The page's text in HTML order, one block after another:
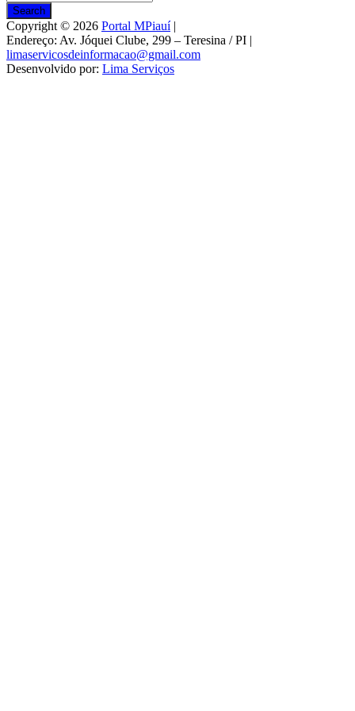
Search
Copyright © 2026 Portal MPiauí|
Endereço: Av. Jóquei Clube, 299 – Teresina / PI |
limaservicosdeinformacao@gmail.com
Desenvolvido por: Lima Serviços